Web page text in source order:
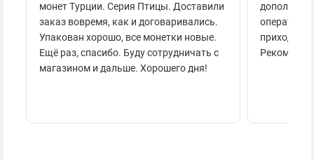
монет Турции. Серия Птицы. Доставили
заказ вовремя, как и договаривались.
Упакован хорошо, все монетки новые.
Ещё раз, спасибо. Буду сотрудничать с
магазином и дальше. Хорошего дня!
приходило